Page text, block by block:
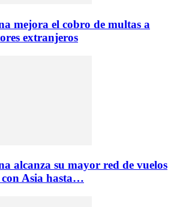
mejora el cobro de multas a
extranjeros
alcanza su mayor red de vuelos
con Asia hasta…